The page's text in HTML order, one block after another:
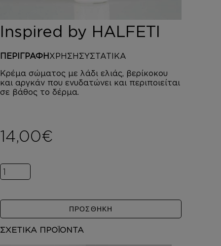
HOROMIA
SPECIAL OFFERS
ΣΥΝΔΕΣΗ
ΚΑΛΑΘΙ
Inspired by HALFETI
ΠΕΡΙΓΡΑΦΗ ΧΡΗΣΗ ΣΥΣΤΑΤΙΚΑ
Κρέμα σώματος με λάδι ελιάς, βερίκοκου
και αργκάν που ενυδατώνει και περιποιείται
σε βάθος το δέρμα.
14,00€
Inspired by HALFETI ποσότητα
ΠΡΟΣΘΗΚΗ
ΣΧΕΤΙΚΑ ΠΡΟΪΟΝΤΑ